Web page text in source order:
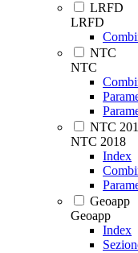
LRFD
LRFD
NTC
NTC
NTC
NTC 2018
Index
Geoapp
Geoapp
Index